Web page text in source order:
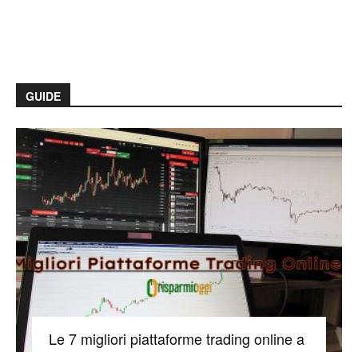
GUIDE
Le 7 migliori piattaforme trading online a